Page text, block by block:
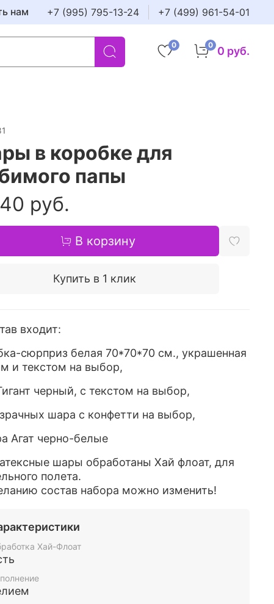
нам +7 (995) 795-13-24 +7 (499) 961-54-01
0 0 0 руб.
в коробке для
папы
руб.
В корзину
Купить в 1 клик
входит:
сюрприз белая 70*70*70 см., украшенная
и текстом на выбор,
черный, с текстом на выбор,
шара с конфетти на выбор,
Агат черно-белые
шары обработаны Хай флоат, для
полета.
состав набора можно изменить!
Хай-Флоат